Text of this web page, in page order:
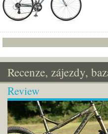
Recenze, zájezdy,
Review